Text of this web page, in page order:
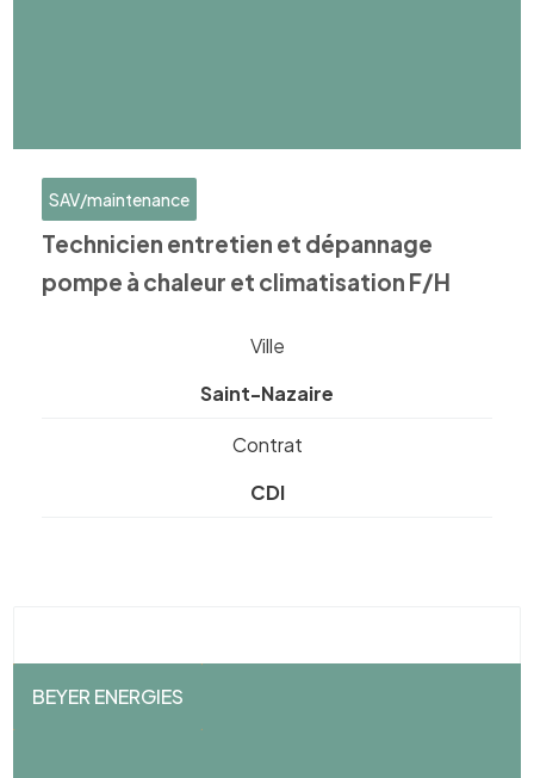
SAV/maintenance
Technicien entretien et dépannage
pompe à chaleur et climatisation F/H
Ville
Saint-Nazaire
Contrat
CDI
BEYER ENERGIES